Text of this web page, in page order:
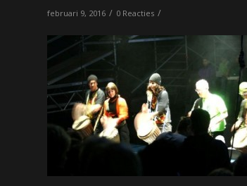
februari 9, 2016 / 0 Reacties /